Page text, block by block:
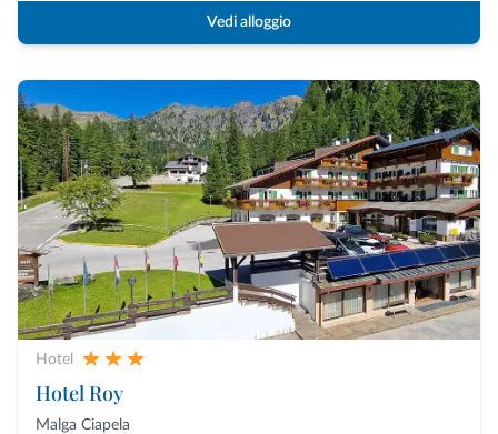
Vedi alloggio
Hotel
Hotel Roy
Malga Ciapela